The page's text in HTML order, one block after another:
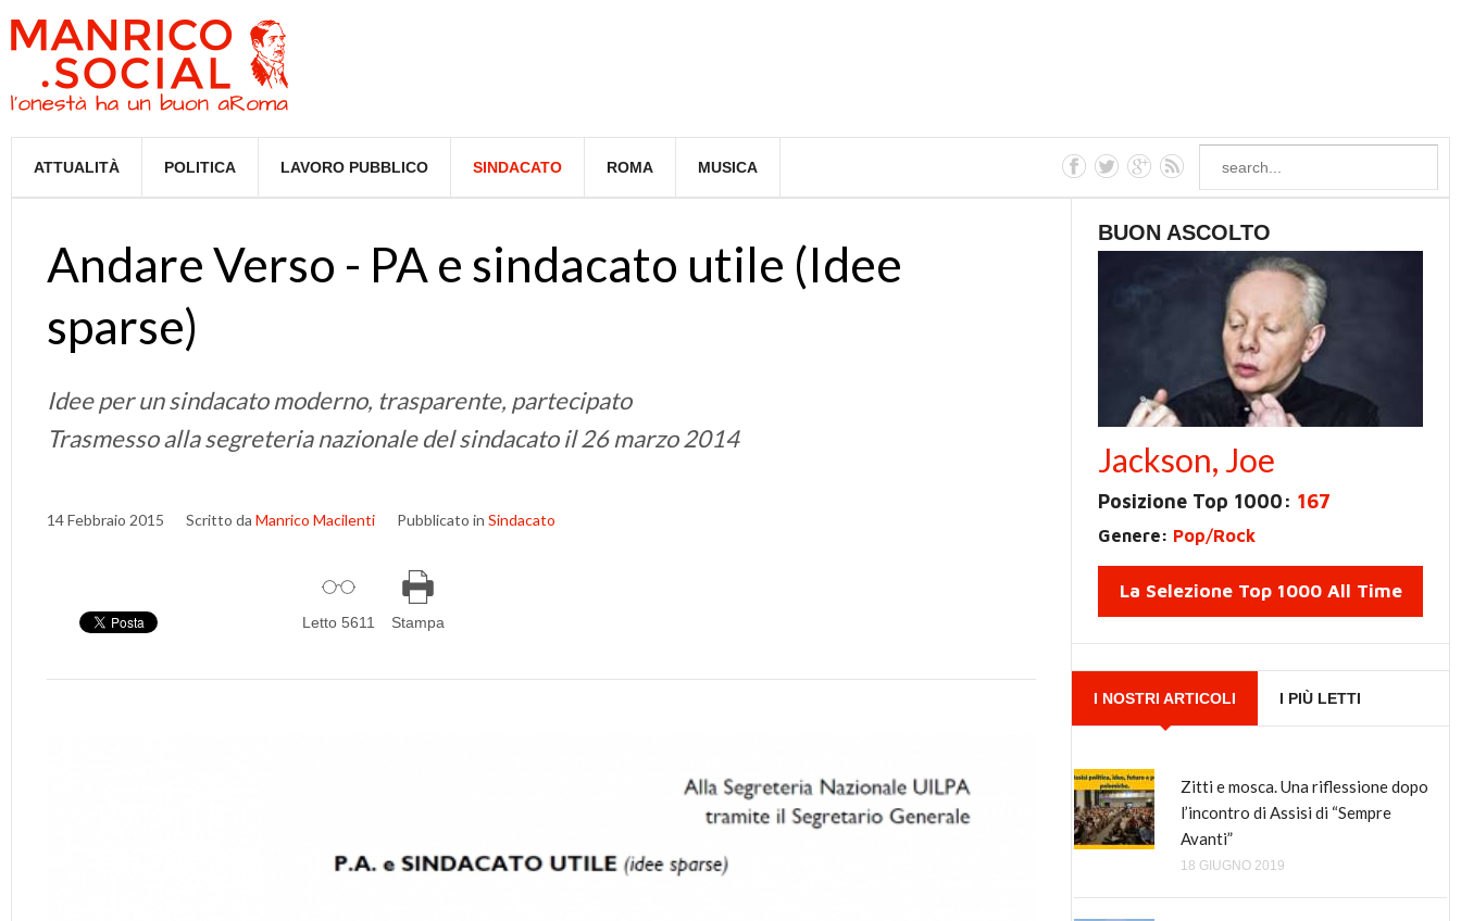
ATTUALITÀ POLITICA LAVORO PUBBLICO SINDACATO ROMA MUSICA
Andare Verso - PA e sindacato utile (Idee
sparse)
Idee per un sindacato moderno, trasparente, partecipato
Trasmesso alla segreteria nazionale del sindacato il 26 marzo 2014
14 Febbraio 2015 Scritto da Manrico Macilenti Pubblicato in Sindacato
Letto 5611 Stampa
BUON ASCOLTO
Jackson, Joe
Posizione Top 1000: 167
Genere: Pop/Rock
La Selezione Top 1000 All Time
I NOSTRI ARTICOLI I PIÙ LETTI
Zitti e mosca. Una riflessione dopo
l’incontro di Assisi di “Sempre
Avanti”
18 GIUGNO 2019
Come è nato tutto questo odio verso
Renzi, il Malaussène italiano?
8 GIUGNO 2018